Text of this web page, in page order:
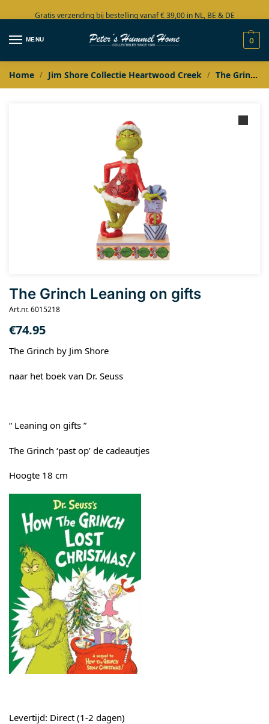
Gratis verzending bij bestelling vanaf € 39,00 in NL, BE & DE
Grote collectie in voorraad
MENU 0
Home / Jim Shore Collectie Heartwood Creek / The Grinch by Jim Shore
The Grinch Leaning on gifts
Art.nr. 6015218
€74.95
The Grinch by Jim Shore
naar het boek van Dr. Seuss
“ Leaning on gifts ”
The Grinch ‘past op’ de cadeautjes
Hoogte 18 cm
Levertijd: Direct (1-2 dagen)